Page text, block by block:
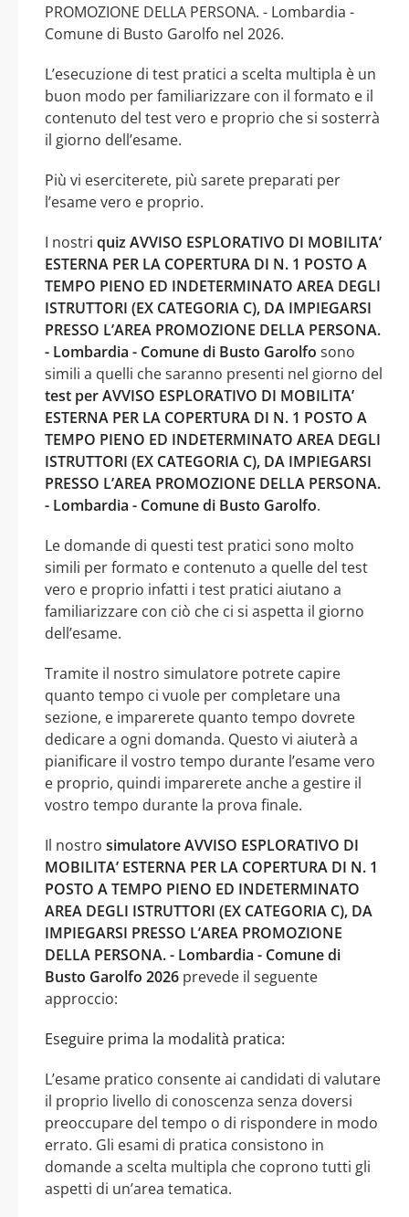
PROMOZIONE DELLA PERSONA. - Lombardia -
Comune di Busto Garolfo nel 2026.
L’esecuzione di test pratici a scelta multipla è un
buon modo per familiarizzare con il formato e il
contenuto del test vero e proprio che si sosterrà
il giorno dell’esame.
Più vi eserciterete, più sarete preparati per
l’esame vero e proprio.
I nostri quiz AVVISO ESPLORATIVO DI MOBILITA’
ESTERNA PER LA COPERTURA DI N. 1 POSTO A
TEMPO PIENO ED INDETERMINATO AREA DEGLI
ISTRUTTORI (EX CATEGORIA C), DA IMPIEGARSI
PRESSO L’AREA PROMOZIONE DELLA PERSONA.
- Lombardia - Comune di Busto Garolfo sono
simili a quelli che saranno presenti nel giorno del
test per AVVISO ESPLORATIVO DI MOBILITA’
ESTERNA PER LA COPERTURA DI N. 1 POSTO A
TEMPO PIENO ED INDETERMINATO AREA DEGLI
ISTRUTTORI (EX CATEGORIA C), DA IMPIEGARSI
PRESSO L’AREA PROMOZIONE DELLA PERSONA.
- Lombardia - Comune di Busto Garolfo.
Le domande di questi test pratici sono molto
simili per formato e contenuto a quelle del test
vero e proprio infatti i test pratici aiutano a
familiarizzare con ciò che ci si aspetta il giorno
dell’esame.
Tramite il nostro simulatore potrete capire
quanto tempo ci vuole per completare una
sezione, e imparerete quanto tempo dovrete
dedicare a ogni domanda. Questo vi aiuterà a
pianificare il vostro tempo durante l’esame vero
e proprio, quindi imparerete anche a gestire il
vostro tempo durante la prova finale.
Il nostro simulatore AVVISO ESPLORATIVO DI
MOBILITA’ ESTERNA PER LA COPERTURA DI N. 1
POSTO A TEMPO PIENO ED INDETERMINATO
AREA DEGLI ISTRUTTORI (EX CATEGORIA C), DA
IMPIEGARSI PRESSO L’AREA PROMOZIONE
DELLA PERSONA. - Lombardia - Comune di
Busto Garolfo 2026 prevede il seguente
approccio:
Eseguire prima la modalità pratica:
L’esame pratico consente ai candidati di valutare
il proprio livello di conoscenza senza doversi
preoccupare del tempo o di rispondere in modo
errato. Gli esami di pratica consistono in
domande a scelta multipla che coprono tutti gli
aspetti di un’area tematica.